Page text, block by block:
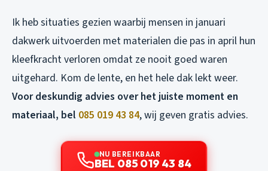
Ik heb situaties gezien waarbij mensen in januari
dakwerk uitvoerden met materialen die pas in april hun
kleefkracht verloren omdat ze nooit goed waren
uitgehard. Kom de lente, en het hele dak lekt weer.
Voor deskundig advies over het juiste moment en
materiaal, bel 085 019 43 84, wij geven gratis advies.
NU BEREIKBAAR
BEL 085 019 43 84